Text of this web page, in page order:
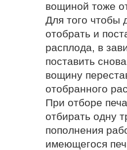
вощиной тоже
Для того чтобы
отобрать и
расплода, в
поставить
вощину
отобранного
При отборе
отбирать одну
пополнения
имеющегося